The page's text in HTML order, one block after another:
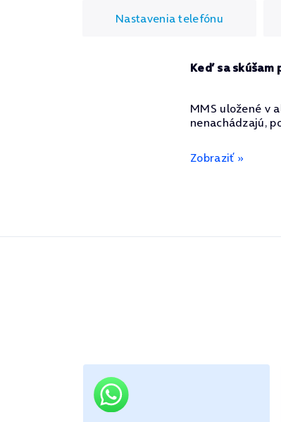
Nastavenia telefónu
Keď sa skúšam
MMS uložené v
nenachádzajú,
Zobraziť »